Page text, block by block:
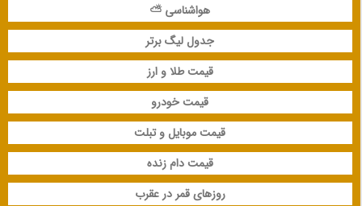
هواشناسی ⛅
جدول لیگ برتر
قیمت طلا و ارز
قیمت خودرو
قیمت موبایل و تبلت
قیمت دام زنده
روزهای قمر در عقرب